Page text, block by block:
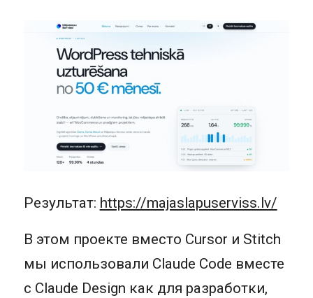
Результат: https://majaslapuserviss.lv/
В этом проекте вместо Cursor и Stitch
мы использовали Claude Code вместе
с Claude Design как для разработки,